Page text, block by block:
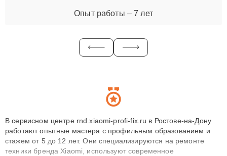
Опыт работы – 7 лет
В сервисном центре rnd.xiaomi-profi-fix.ru в Ростове-на-Дону
работают опытные мастера с профильным образованием и
стажем от 5 до 12 лет. Они специализируются на ремонте
техники бренда Xiaomi, используют современное